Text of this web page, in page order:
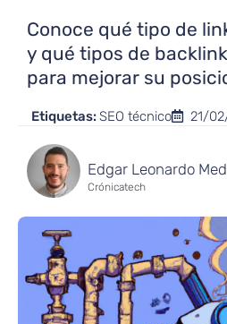
Conoce qué tipo de
y qué tipos de
para mejorar su
Etiquetas:SEO técnico 21/
Edgar Leonardo
Crónicatech